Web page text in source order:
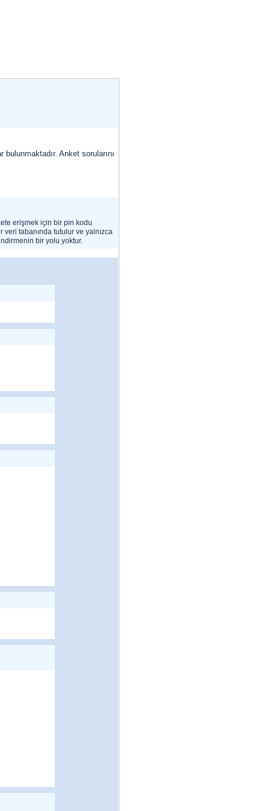
Anket sorularını
erişmek için bir pin kodu
veri tabanında tutulur ve yalnızca
bir yolu yoktur.